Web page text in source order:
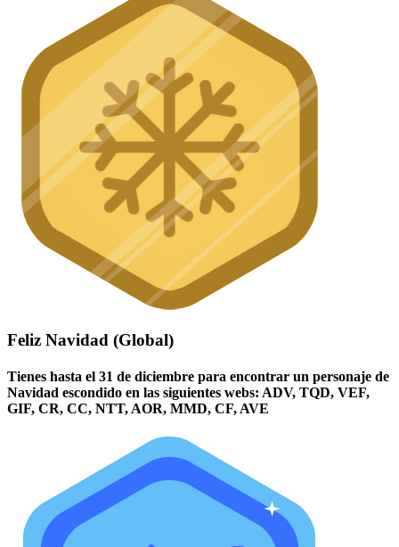
Feliz Navidad (Global)
Tienes hasta el 31 de diciembre para encontrar un personaje de
Navidad escondido en las siguientes webs: ADV, TQD, VEF,
GIF, CR, CC, NTT, AOR, MMD, CF, AVE